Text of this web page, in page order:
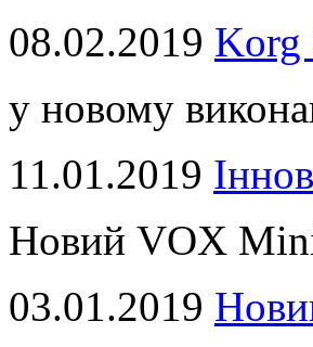
08.02.2019 Korg
у новому
11.01.2019
Новий VOX
03.01.2019